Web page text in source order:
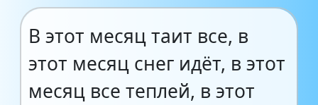
В этот месяц таит все, в
этот месяц снег идёт, в этот
месяц все теплей, в этот